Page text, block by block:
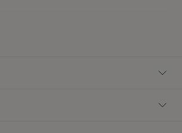
Body Lotion:
på kroppen som lätt får orenheter, särskilt
dagligen?